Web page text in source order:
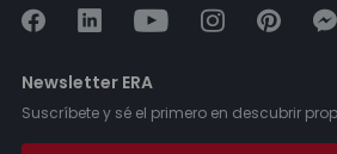
Newsletter ERA
Suscríbete y sé el primero en descubrir